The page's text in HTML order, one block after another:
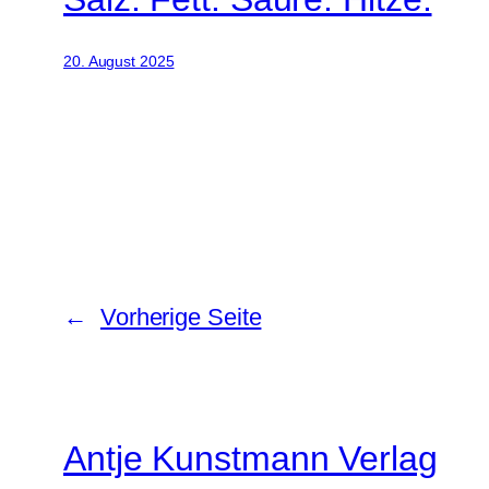
20. August 2025
← Vorherige Seite
Antje Kunstmann Verlag